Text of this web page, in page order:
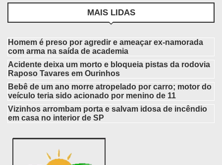
MAIS LIDAS
Homem é preso por agredir e ameaçar ex-namorada
com arma na saída de academia
Acidente deixa um morto e bloqueia pistas da rodovia
Raposo Tavares em Ourinhos
Bebê de um ano morre atropelado por carro; motor do
veículo teria sido acionado por menino de 11
Vizinhos arrombam porta e salvam idosa de incêndio
em casa no interior de SP